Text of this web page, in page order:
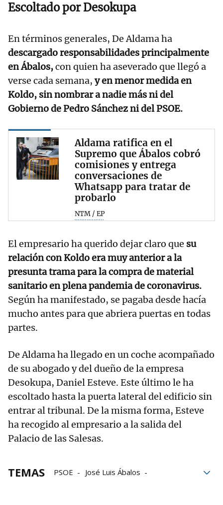
Escoltado por Desokupa
En términos generales, De Aldama ha
descargado responsabilidades principalmente
en Ábalos,con quien ha aseverado que llegó a
verse cada semana, y en menor medida en
Koldo, sin nombrar a nadie más ni del
Gobierno de Pedro Sánchez ni del PSOE.
Aldama ratifica en el
Supremo que Ábalos cobró
comisiones y entrega
conversaciones de
Whatsapp para tratar de
probarlo
NTM / EP
El empresario ha querido dejar claro que su
relación con Koldo era muy anterior a la
presunta trama para la compra de material
sanitario en plena pandemia de coronavirus.
Según ha manifestado, se pagaba desde hacía
mucho antes para que abriera puertas en todas
partes.
De Aldama ha llegado en un coche acompañado
de su abogado y del dueño de la empresa
Desokupa, Daniel Esteve. Este último le ha
escoltado hasta la puerta lateral del edificio sin
entrar al tribunal. De la misma forma, Esteve
ha recogido al empresario a la salida del
Palacio de las Salesas.
TEMAS PSOE
José Luis Ábalos